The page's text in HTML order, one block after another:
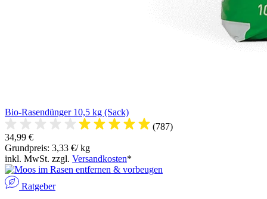
Bio-Rasendünger 10,5 kg (Sack)
(787)
34,99 €
Grundpreis: 3,33 €/ kg
inkl. MwSt. zzgl. Versandkosten*
Ratgeber